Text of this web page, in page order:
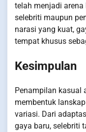
telah menjadi
selebriti maupun
narasi yang kuat,
tempat khusus
Kesimpulan
Penampilan kasual
membentuk
variasi. Dari
gaya baru, selebriti